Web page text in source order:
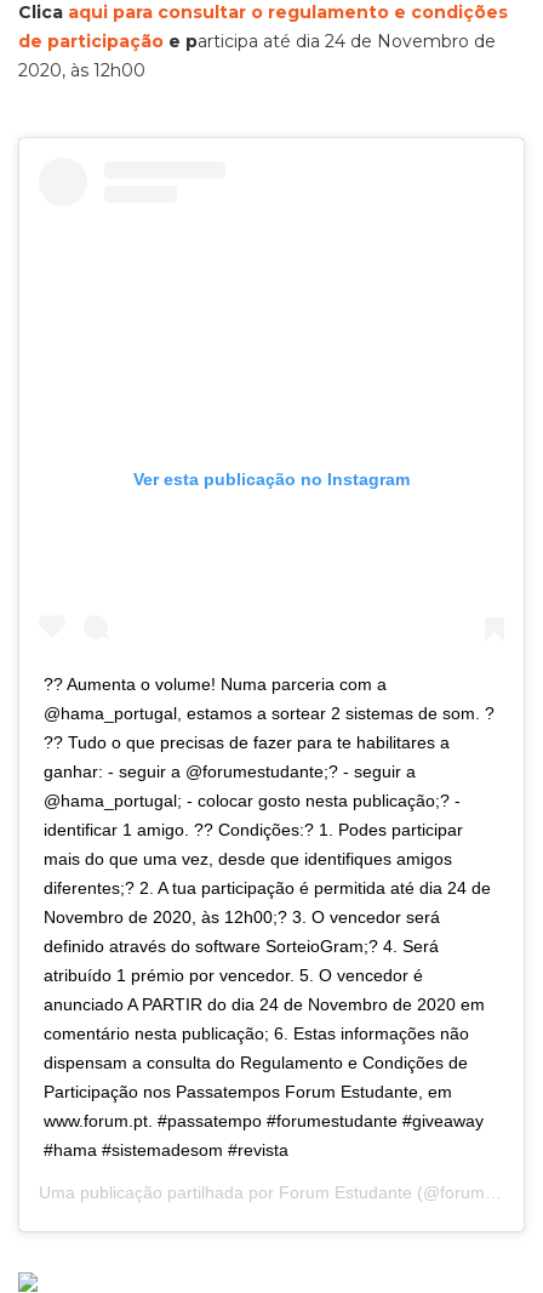
Clica aqui para consultar o regulamento e condições
de participação e participa até dia 24 de Novembro de
2020, às 12h00
Ver esta publicação no Instagram
?? Aumenta o volume! Numa parceria com a
@hama_portugal, estamos a sortear 2 sistemas de som. ?
?? Tudo o que precisas de fazer para te habilitares a
ganhar: - seguir a @forumestudante;? - seguir a
@hama_portugal; - colocar gosto nesta publicação;? -
identificar 1 amigo. ?? Condições:? 1. Podes participar
mais do que uma vez, desde que identifiques amigos
diferentes;? 2. A tua participação é permitida até dia 24 de
Novembro de 2020, às 12h00;? 3. O vencedor será
definido através do software SorteioGram;? 4. Será
atribuído 1 prémio por vencedor. 5. O vencedor é
anunciado A PARTIR do dia 24 de Novembro de 2020 em
comentário nesta publicação; 6. Estas informações não
dispensam a consulta do Regulamento e Condições de
Participação nos Passatempos Forum Estudante, em
www.forum.pt. #passatempo #forumestudante #giveaway
#hama #sistemadesom #revista
Uma publicação partilhada por Forum Estudante (@forumestudante) a